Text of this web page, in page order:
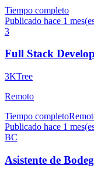
Tiempo completo
Publicado hace 1
3
Full Stack
3KTree
Remoto
Tiempo completo
Publicado hace 1
BC
Asistente de